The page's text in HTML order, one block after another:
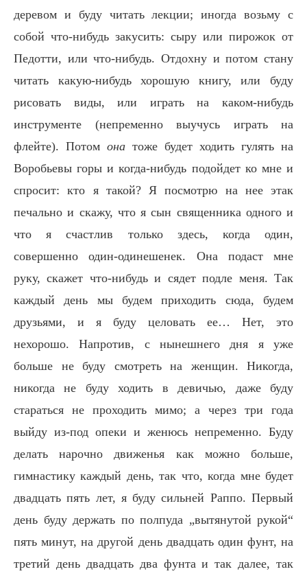
деревом и буду читать лекции; иногда возьму с
собой что-нибудь закусить: сыру или пирожок от
Педотти, или что-нибудь. Отдохну и потом стану
читать какую-нибудь хорошую книгу, или буду
рисовать виды, или играть на каком-нибудь
инструменте (непременно выучусь играть на
флейте). Потом она тоже будет ходить гулять на
Воробьевы горы и когда-нибудь подойдет ко мне и
спросит: кто я такой? Я посмотрю на нее этак
печально и скажу, что я сын священника одного и
что я счастлив только здесь, когда один,
совершенно один-одинешенек. Она подаст мне
руку, скажет что-нибудь и сядет подле меня. Так
каждый день мы будем приходить сюда, будем
друзьями, и я буду целовать ее… Нет, это
нехорошо. Напротив, с нынешнего дня я уже
больше не буду смотреть на женщин. Никогда,
никогда не буду ходить в девичью, даже буду
стараться не проходить мимо; а через три года
выйду из-под опеки и женюсь непременно. Буду
делать нарочно движенья как можно больше,
гимнастику каждый день, так что, когда мне будет
двадцать пять лет, я буду сильней Раппо. Первый
день буду держать по полпуда „вытянутой рукой“
пять минут, на другой день двадцать один фунт, на
третий день двадцать два фунта и так далее, так